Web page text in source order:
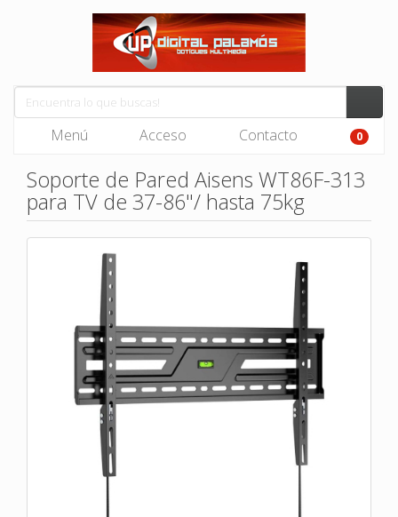
Menú Acceso Contacto 0
Soporte de Pared Aisens WT86F-313
para TV de 37-86"/ hasta 75kg